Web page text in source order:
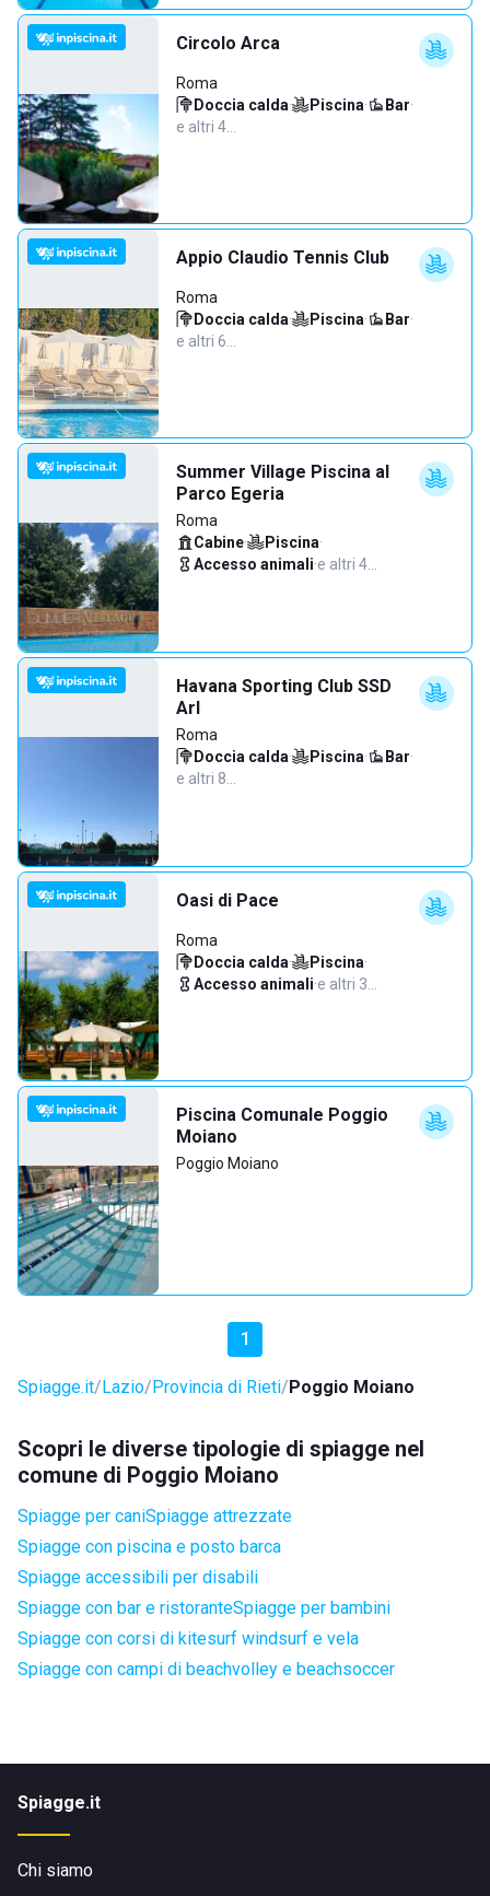
Circolo Arca
Roma
Doccia calda· Piscina· Bar·
e altri 4…
Appio Claudio Tennis Club
Roma
Doccia calda· Piscina· Bar·
e altri 6…
Summer Village Piscina al
Parco Egeria
Roma
Cabine· Piscina·
Accesso animali·e altri 4…
Havana Sporting Club SSD
Arl
Roma
Doccia calda· Piscina· Bar·
e altri 8…
Oasi di Pace
Roma
Doccia calda· Piscina·
Accesso animali·e altri 3…
Piscina Comunale Poggio
Moiano
Poggio Moiano
1
Spiagge.it Lazio Provincia di Rieti Poggio Moiano
Scopri le diverse tipologie di spiagge nel
comune di Poggio Moiano
Spiagge per caniSpiagge attrezzate
Spiagge con piscina e posto barca
Spiagge accessibili per disabili
Spiagge con bar e ristoranteSpiagge per bambini
Spiagge con corsi di kitesurf windsurf e vela
Spiagge con campi di beachvolley e beachsoccer
Spiagge.it
Chi siamo